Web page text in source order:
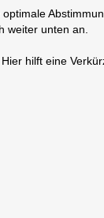
weiter unten an.
hilft eine